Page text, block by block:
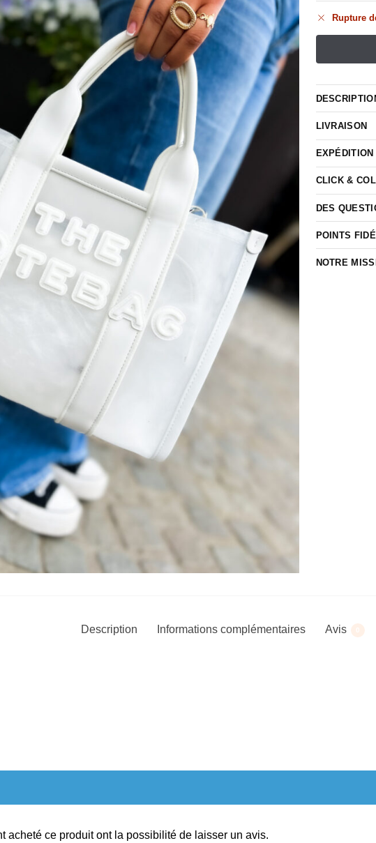
Rupture
LIVRAISON
CLICK &
DES
POINTS
NOTRE
Description Informations complémentaires Avis 0
acheté ce produit ont la possibilité de laisser un avis.